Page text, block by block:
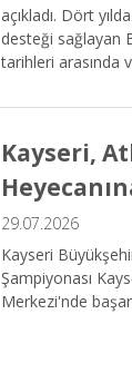
açıkladı. Dört
desteği sağlayan
tarihleri arasında
Kayseri,
29.07.2026
Kayseri
Şampiyonası
Merkezi'nde